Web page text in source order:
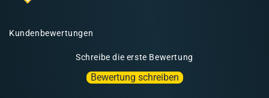
Kundenbewertungen
Schreibe die erste Bewertung
Bewertung schreiben